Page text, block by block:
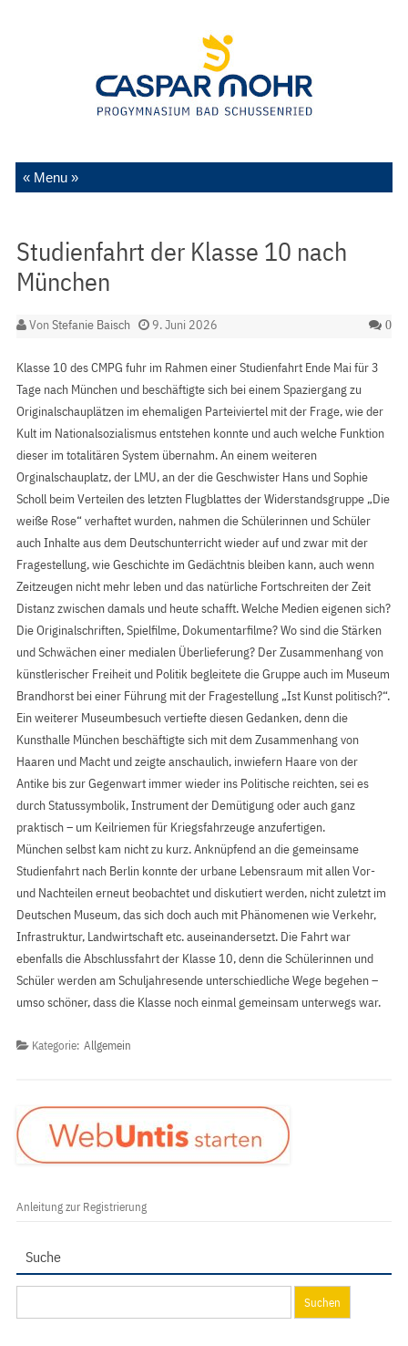
Zum Inhalt springen
Studienfahrt der Klasse 10 nach
München
VonStefanie Baisch 9. Juni 2026 0
Klasse 10 des CMPG fuhr im Rahmen einer Studienfahrt Ende Mai für 3
Tage nach München und beschäftigte sich bei einem Spaziergang zu
Originalschauplätzen im ehemaligen Parteiviertel mit der Frage, wie der
Kult im Nationalsozialismus entstehen konnte und auch welche Funktion
dieser im totalitären System übernahm. An einem weiteren
Orginalschauplatz, der LMU, an der die Geschwister Hans und Sophie
Scholl beim Verteilen des letzten Flugblattes der Widerstandsgruppe „Die
weiße Rose“ verhaftet wurden, nahmen die Schülerinnen und Schüler
auch Inhalte aus dem Deutschunterricht wieder auf und zwar mit der
Fragestellung, wie Geschichte im Gedächtnis bleiben kann, auch wenn
Zeitzeugen nicht mehr leben und das natürliche Fortschreiten der Zeit
Distanz zwischen damals und heute schafft. Welche Medien eigenen sich?
Die Originalschriften, Spielfilme, Dokumentarfilme? Wo sind die Stärken
und Schwächen einer medialen Überlieferung? Der Zusammenhang von
künstlerischer Freiheit und Politik begleitete die Gruppe auch im Museum
Brandhorst bei einer Führung mit der Fragestellung „Ist Kunst politisch?“.
Ein weiterer Museumbesuch vertiefte diesen Gedanken, denn die
Kunsthalle München beschäftigte sich mit dem Zusammenhang von
Haaren und Macht und zeigte anschaulich, inwiefern Haare von der
Antike bis zur Gegenwart immer wieder ins Politische reichten, sei es
durch Statussymbolik, Instrument der Demütigung oder auch ganz
praktisch – um Keilriemen für Kriegsfahrzeuge anzufertigen.
München selbst kam nicht zu kurz. Anknüpfend an die gemeinsame
Studienfahrt nach Berlin konnte der urbane Lebensraum mit allen Vor-
und Nachteilen erneut beobachtet und diskutiert werden, nicht zuletzt im
Deutschen Museum, das sich doch auch mit Phänomenen wie Verkehr,
Infrastruktur, Landwirtschaft etc. auseinandersetzt. Die Fahrt war
ebenfalls die Abschlussfahrt der Klasse 10, denn die Schülerinnen und
Schüler werden am Schuljahresende unterschiedliche Wege begehen –
umso schöner, dass die Klasse noch einmal gemeinsam unterwegs war.
Kategorie: Allgemein
Anleitung zur Registrierung
Suche
nach: